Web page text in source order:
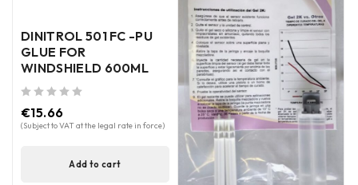
DINITROL 501 FC -PU
GLUE FOR
WINDSHIELD 600ML
€15.66
(Subject to VAT at the legal rate in force)
Add to cart